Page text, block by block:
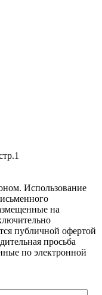
Использование
на
публичной офертой
просьба
по электронной